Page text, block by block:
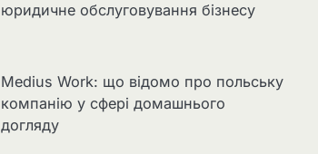
юридичне обслуговування бізнесу
Medius Work: що відомо про польську
компанію у сфері домашнього
догляду